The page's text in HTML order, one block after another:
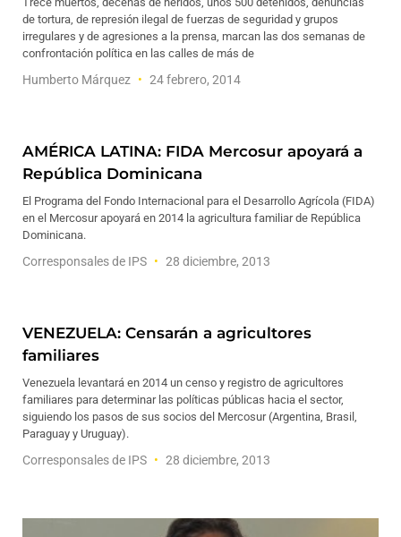
de tortura, de represión ilegal de fuerzas de seguridad y grupos
irregulares y de agresiones a la prensa, marcan las dos semanas de
confrontación política en las calles de más de
Humberto Márquez 24 febrero, 2014
AMÉRICA LATINA: FIDA Mercosur apoyará a
República Dominicana
El Programa del Fondo Internacional para el Desarrollo Agrícola (FIDA)
en el Mercosur apoyará en 2014 la agricultura familiar de República
Dominicana.
Corresponsales de IPS 28 diciembre, 2013
VENEZUELA: Censarán a agricultores
familiares
Venezuela levantará en 2014 un censo y registro de agricultores
familiares para determinar las políticas públicas hacia el sector,
siguiendo los pasos de sus socios del Mercosur (Argentina, Brasil,
Paraguay y Uruguay).
Corresponsales de IPS 28 diciembre, 2013